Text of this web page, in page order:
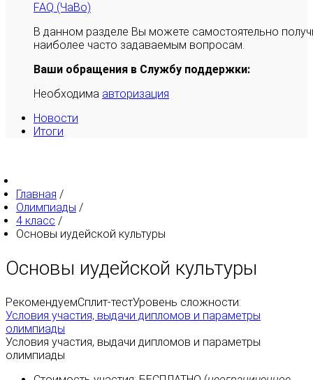
FAQ (ЧаВо)
В данном разделе Вы можете самостоятельно
наиболее часто задаваемым вопросам.
Ваши обращения в Службу поддержки:
Необходима авторизация
Новости
Итоги
Главная /
Олимпиады /
4 класс /
Основы иудейской культуры
Основы иудейской культуры
РекомендуемСплит-тестУровень сложности:
Условия участия, выдачи дипломов и параметры
олимпиады
Условия участия, выдачи дипломов и параметры
олимпиады